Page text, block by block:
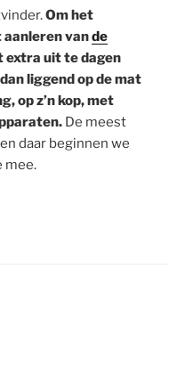
Om het
aanleren vande
extra uit te dagen
liggend op de mat
op z’n kop, met
De meest
daar beginnen we
mee.